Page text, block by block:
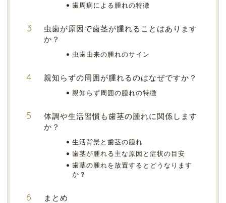
歯周病による腫れの特徴
虫歯が原因で歯茎が腫れることはあります
か？
虫歯由来の腫れのサイン
親知らずの周囲が腫れるのはなぜですか？
親知らず周囲の腫れの特徴
体調や生活習慣も歯茎の腫れに関係します
か？
生活背景と歯茎の腫れ
歯茎が腫れる主な原因と症状の目安
歯茎の腫れを放置するとどうなります
か？
まとめ